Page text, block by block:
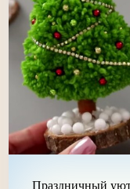
Праздничный